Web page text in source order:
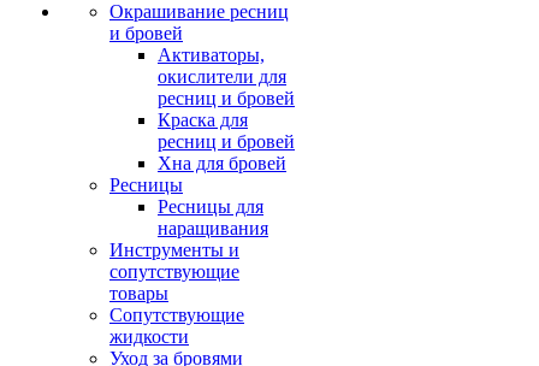
Окрашивание ресниц
и бровей
Активаторы,
окислители для
ресниц и бровей
Краска для
ресниц и бровей
Хна для бровей
Ресницы
Ресницы для
наращивания
Инструменты и
сопутствующие
товары
Сопутствующие
жидкости
Уход за бровями